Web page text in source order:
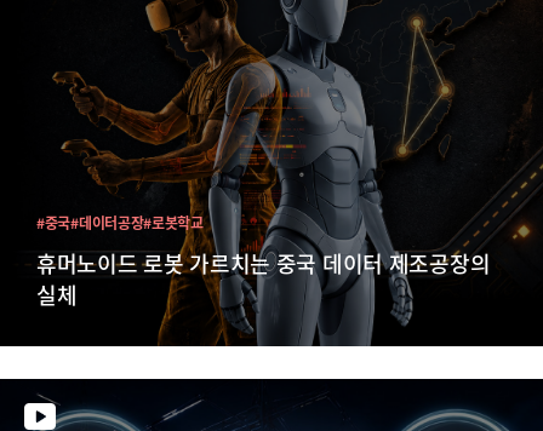
휴머노이드 로봇 가르치는 중국 데이터 제조공장의
실체
#중국#데이터공장#로봇학교